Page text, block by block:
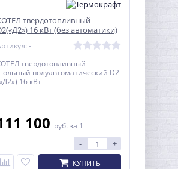
твердотопливный
16 кВт (без автоматики)
-
твердотопливный
полуавтоматический D2
16 кВт
100 руб. за 1
- +
КУПИТЬ